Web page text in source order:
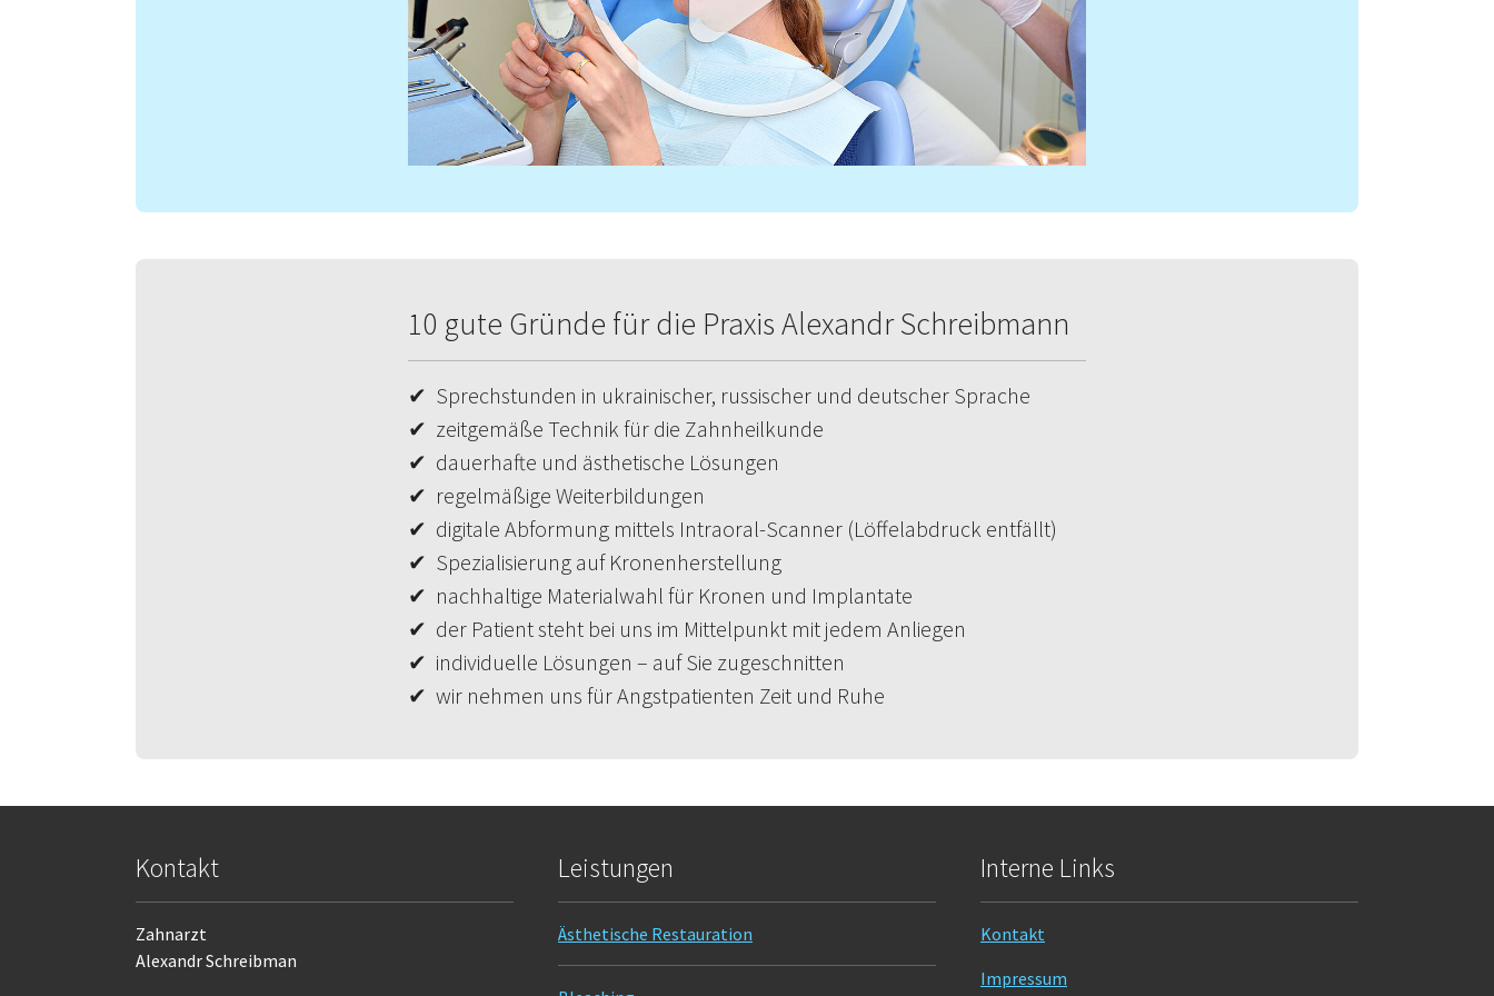
10 gute Gründe für die Praxis Alexandr Schreibmann
✔ Sprechstunden in ukrainischer, russischer und deutscher Sprache
✔ zeitgemäße Technik für die Zahnheilkunde
✔ dauerhafte und ästhetische Lösungen
✔ regelmäßige Weiterbildungen
✔ digitale Abformung mittels Intraoral-Scanner (Löffelabdruck entfällt)
✔ Spezialisierung auf Kronenherstellung
✔ nachhaltige Materialwahl für Kronen und Implantate
✔ der Patient steht bei uns im Mittelpunkt mit jedem Anliegen
✔ individuelle Lösungen – auf Sie zugeschnitten
✔ wir nehmen uns für Angstpatienten Zeit und Ruhe
Kontakt
Zahnarzt
Alexandr Schreibman
Leistungen
Ästhetische Restauration
Interne Links
Kontakt
Impressum